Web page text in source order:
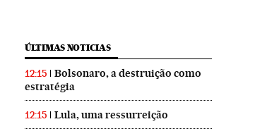
ÚLTIMAS NOTICIAS
12:15
Bolsonaro, a destruição como
estratégia
12:15 Lula, uma ressurreição